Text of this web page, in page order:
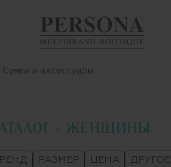
Сумки и аксессуары
- ЖЕНЩИНЫ
РАЗМЕР ЦЕНА ДРУГОЕ